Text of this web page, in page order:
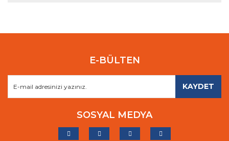
E-BÜLTEN
KAYDET
SOSYAL MEDYA